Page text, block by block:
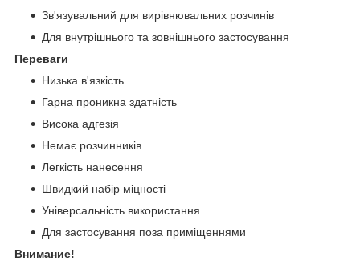
Зв'язувальний для вирівнювальних розчинів
Для внутрішнього та зовнішнього застосування
Переваги
Низька в'язкість
Гарна проникна здатність
Висока адгезія
Немає розчинників
Легкість нанесення
Швидкий набір міцності
Універсальність використання
Для застосування поза приміщеннями
Внимание!